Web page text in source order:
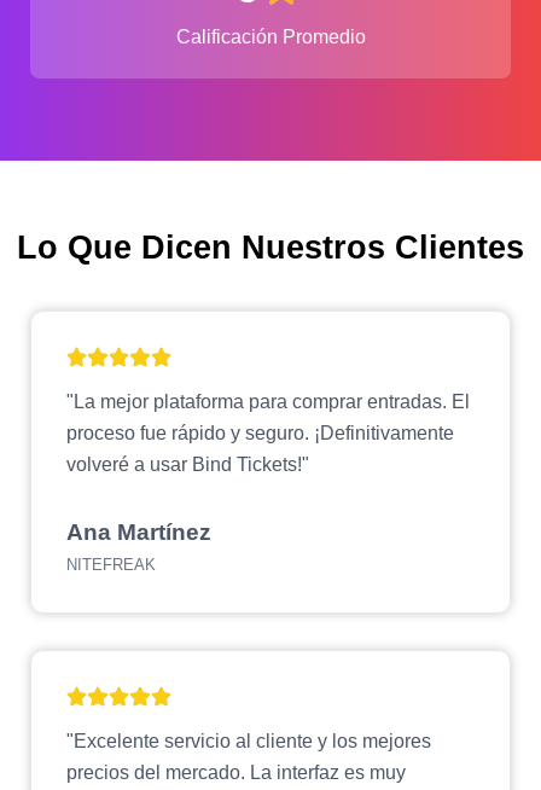
Calificación Promedio
Lo Que Dicen Nuestros Clientes
"La mejor plataforma para comprar entradas. El
proceso fue rápido y seguro. ¡Definitivamente
volveré a usar Bind Tickets!"
Ana Martínez
NITEFREAK
"Excelente servicio al cliente y los mejores
precios del mercado. La interfaz es muy